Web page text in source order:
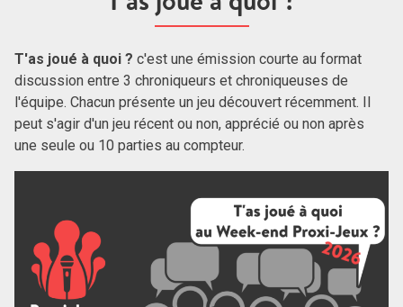
T'as joué à quoi ? c'est une émission courte au format
discussion entre 3 chroniqueurs et chroniqueuses de
l'équipe. Chacun présente un jeu découvert récemment. Il
peut s'agir d'un jeu récent ou non, apprécié ou non après
une seule ou 10 parties au compteur.